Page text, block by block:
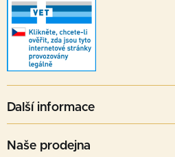
Další informace
Naše prodejna